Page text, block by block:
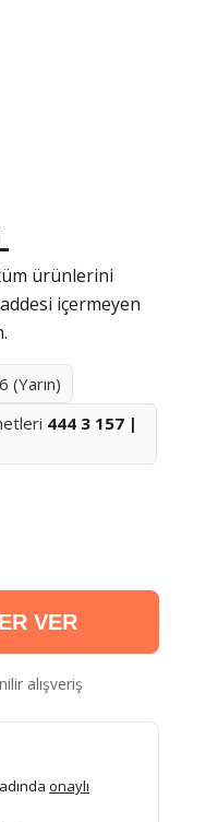
ürünlerini
içermeyen
(Yarın)
444 3 157 |
VER
alışveriş
onaylı